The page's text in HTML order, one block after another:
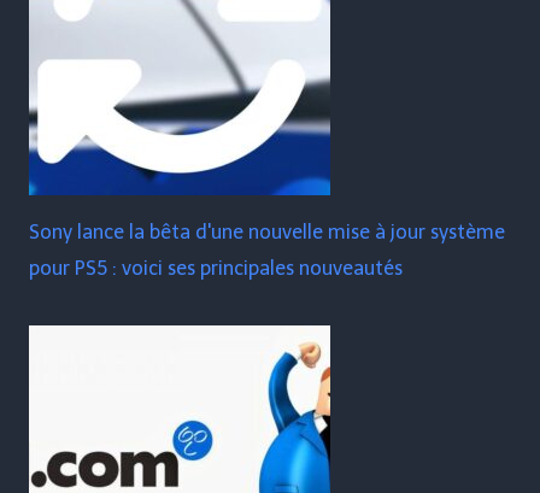
Sony lance la bêta d'une nouvelle mise à jour système
pour PS5 : voici ses principales nouveautés